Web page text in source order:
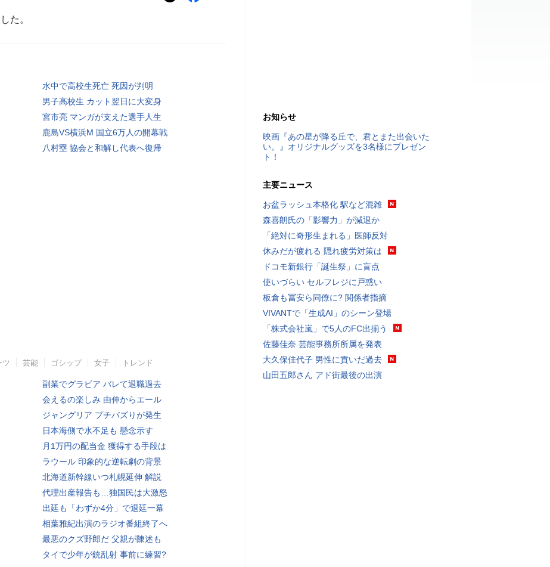
た。
水中で高校生死亡 死因が判明
男子高校生 カット翌日に大変身
宮市亮 マンガが支えた選手人生
鹿島VS横浜M 国立6万人の開幕戦
八村塁 協会と和解し代表へ復帰
ツ 芸能 ゴシップ 女子 トレンド
副業でグラビア バレて退職過去
会えるの楽しみ 由伸からエール
ジャングリア プチバズりが発生
日本海側で水不足も 懸念示す
月1万円の配当金 獲得する手段は
ラウール 印象的な逆転劇の背景
北海道新幹線いつ札幌延伸 解説
代理出産報告も…独国民は大激怒
出廷も「わずか4分」で退廷一幕
相葉雅紀出演のラジオ番組終了へ
最悪のクズ野郎だ 父親が陳述も
タイで少年が銃乱射 事前に練習?
お知らせ
映画『あの星が降る丘で、君とまた出会いた
い。』オリジナルグッズを3名様にプレゼン
ト！
主要ニュース
お盆ラッシュ本格化 駅など混雑
森喜朗氏の「影響力」が減退か
「絶対に奇形生まれる」医師反対
休みだが疲れる 隠れ疲労対策は
ドコモ新銀行「誕生祭」に盲点
使いづらい セルフレジに戸惑い
板倉も冨安ら同僚に? 関係者指摘
VIVANTで「生成AI」のシーン登場
「株式会社嵐」で5人のFC出揃う
佐藤佳奈 芸能事務所所属を発表
大久保佳代子 男性に貢いだ過去
山田五郎さん アド街最後の出演